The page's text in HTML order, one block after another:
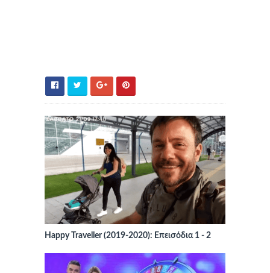
Happy Traveller (2019-2020): Επεισόδια 1 - 2